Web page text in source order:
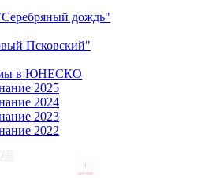
дождь"
Псковский"
в ЮНЕСКО
2025
2024
2023
2022